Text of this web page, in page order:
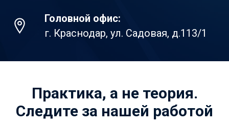
Головной офис:
г. Краснодар, ул. Садовая, д.113/1
Практика, а не теория.
Следите за нашей работой